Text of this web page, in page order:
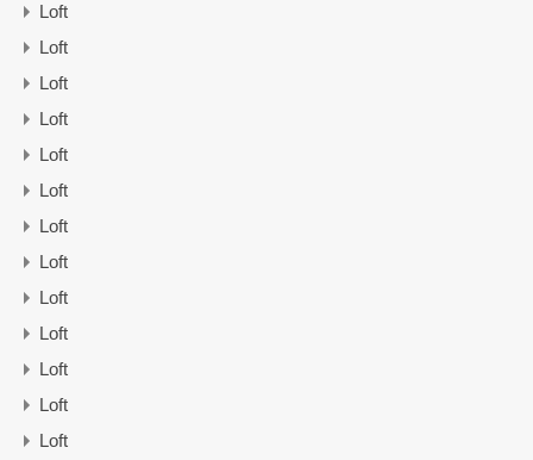
Loft
Loft
Loft
Loft
Loft
Loft
Loft
Loft
Loft
Loft
Loft
Loft
Loft